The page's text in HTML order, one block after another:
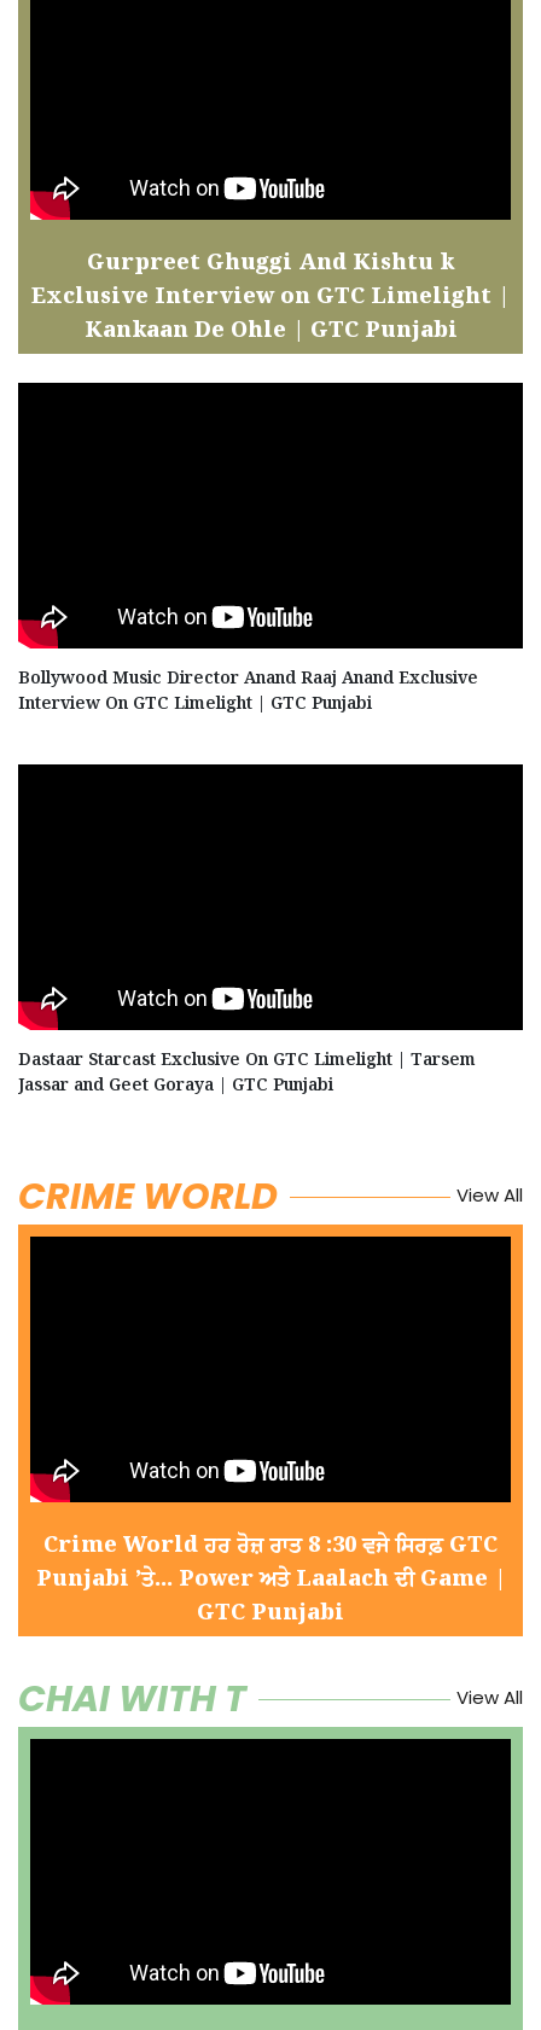
Gurpreet Ghuggi And Kishtu k
Exclusive Interview on GTC Limelight |
Kankaan De Ohle | GTC Punjabi
Bollywood Music Director Anand Raaj Anand Exclusive
Interview On GTC Limelight | GTC Punjabi
Dastaar Starcast Exclusive On GTC Limelight | Tarsem
Jassar and Geet Goraya | GTC Punjabi
View All
CRIME WORLD
Crime World ਹਰ ਰੋਜ਼ ਰਾਤ 8 :30 ਵਜੇ ਸਿਰਫ਼ GTC
Punjabi ’ਤੇ... Power ਅਤੇ Laalach ਦੀ Game |
GTC Punjabi
View All
CHAI WITH T